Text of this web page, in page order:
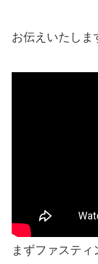
お伝えいたしま
まずファステ